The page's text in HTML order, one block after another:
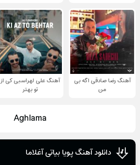
آهنگ رضا صادقی اگه بی
من
آهنگ علی لهراسبی کی از
تو ‌بهتر
Aghlama
دانلود آهنگ پویا بیاتی آغلاما